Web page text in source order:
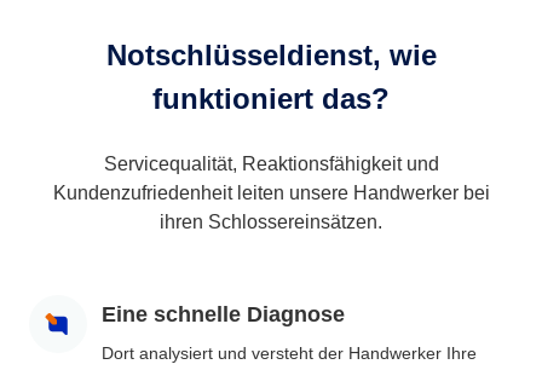
Notschlüsseldienst, wie
funktioniert das?
Servicequalität, Reaktionsfähigkeit und
Kundenzufriedenheit leiten unsere Handwerker bei
ihren Schlossereinsätzen.
Eine schnelle Diagnose
Dort analysiert und versteht der Handwerker Ihre